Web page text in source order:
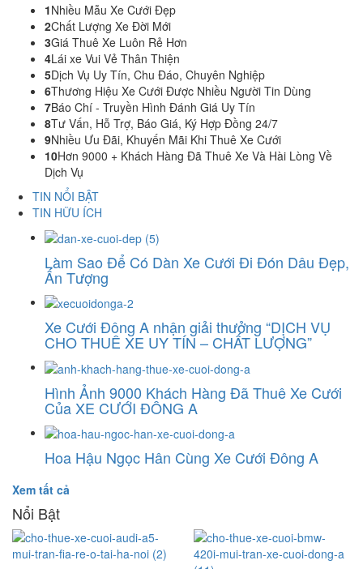
1Nhiều Mẫu Xe Cưới Đẹp
2Chất Lượng Xe Đời Mới
3Giá Thuê Xe Luôn Rẻ Hơn
4Lái xe Vui Vẻ Thân Thiện
5Dịch Vụ Uy Tín, Chu Đáo, Chuyên Nghiệp
6Thương Hiệu Xe Cưới Được Nhiều Người Tin Dùng
7Báo Chí - Truyền Hình Đánh Giá Uy Tín
8Tư Vấn, Hỗ Trợ, Báo Giá, Ký Hợp Đồng 24/7
9Nhiều Ưu Đãi, Khuyến Mãi Khi Thuê Xe Cưới
10Hơn 9000 + Khách Hàng Đã Thuê Xe Và Hài Lòng Về
Dịch Vụ
TIN NỔI BẬT
TIN HỮU ÍCH
Làm Sao Để Có Dàn Xe Cưới Đi Đón Dâu Đẹp,
Ấn Tượng
Xe Cưới Đông A nhận giải thưởng “DỊCH VỤ
CHO THUÊ XE UY TÍN – CHẤT LƯỢNG”
Hình Ảnh 9000 Khách Hàng Đã Thuê Xe Cưới
Của XE CƯỚI ĐÔNG A
Hoa Hậu Ngọc Hân Cùng Xe Cưới Đông A
Xem tất cả
Nổi Bật